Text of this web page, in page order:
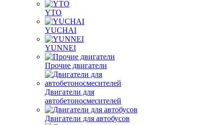
YTO
YUCHAI
YUNNEI
Прочие двигатели
Двигатели для
автобетоносмесителей
Двигатели для автобусов